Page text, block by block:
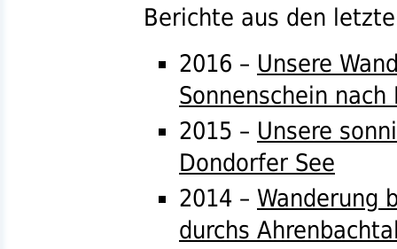
Berichte aus den
2016 – Unsere
Sonnenschein nach
2015 – Unsere
Dondorfer See
2014 – Wanderung
durchs